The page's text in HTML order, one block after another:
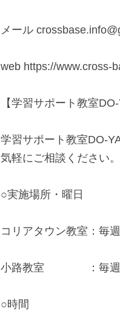
メール
web https://www.cross-
【学習サポート教室
学習サポート教室DO-
気軽にご相談ください。
○実施場所・曜日
コリアタウン教室：毎
小路教室　　　　：毎
○時間